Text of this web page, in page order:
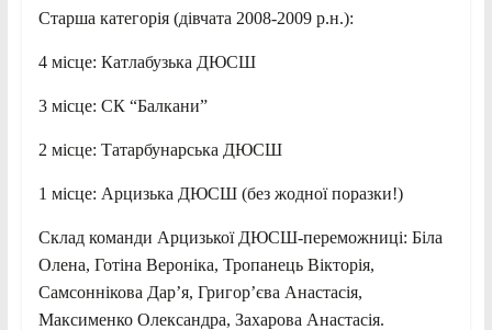
Старша категорія (дівчата 2008-2009 р.н.):
4 місце: Катлабузька ДЮСШ
3 місце: СК “Балкани”
2 місце: Татарбунарська ДЮСШ
1 місце: Арцизька ДЮСШ (без жодної поразки!)
Склад команди Арцизької ДЮСШ-переможниці: Біла
Олена, Готіна Вероніка, Тропанець Вікторія,
Самсоннікова Дар’я, Григор’єва Анастасія,
Максименко Олександра, Захарова Анастасія.